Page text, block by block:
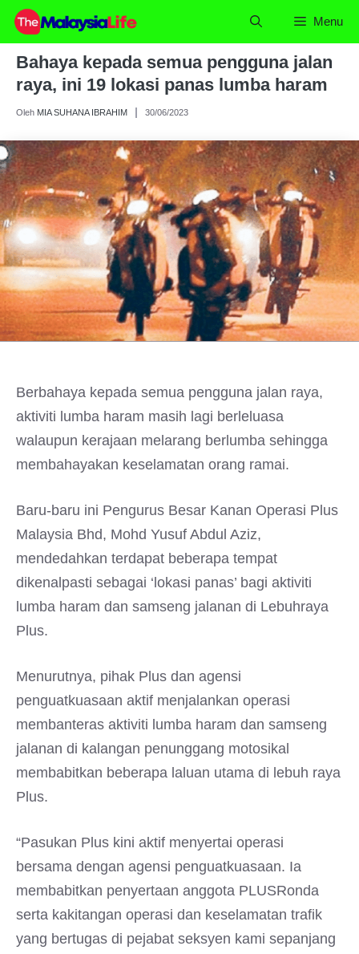
Skip
content
Menu
Bahaya kepada semua pengguna jalan
raya, ini 19 lokasi panas lumba haram
Oleh MIA SUHANA IBRAHIM 30/06/2023
Berbahaya kepada semua pengguna jalan raya,
aktiviti lumba haram masih lagi berleluasa
walaupun kerajaan melarang berlumba sehingga
membahayakan keselamatan orang ramai.
Baru-baru ini Pengurus Besar Kanan Operasi Plus
Malaysia Bhd, Mohd Yusuf Abdul Aziz,
mendedahkan terdapat beberapa tempat
dikenalpasti sebagai ‘lokasi panas’ bagi aktiviti
lumba haram dan samseng jalanan di Lebuhraya
Plus.
Menurutnya, pihak Plus dan agensi
penguatkuasaan aktif menjalankan operasi
membanteras aktiviti lumba haram dan samseng
jalanan di kalangan penunggang motosikal
membabitkan beberapa laluan utama di lebuh raya
Plus.
“Pasukan Plus kini aktif menyertai operasi
bersama dengan agensi penguatkuasaan. Ia
membabitkan penyertaan anggota PLUSRonda
serta kakitangan operasi dan keselamatan trafik
yang bertugas di pejabat seksyen kami sepanjang